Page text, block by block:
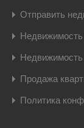
Отправить
Продажа
Политика